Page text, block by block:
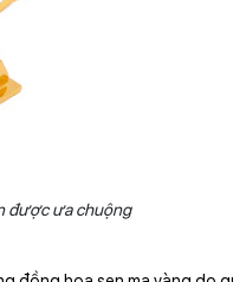
được ưa chuộng